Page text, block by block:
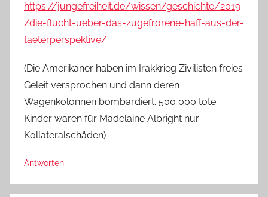
https://jungefreiheit.de/wissen/geschichte/2019
/die-flucht-ueber-das-zugefrorene-haff-aus-der-
taeterperspektive/
(Die Amerikaner haben im Irakkrieg Zivilisten freies
Geleit versprochen und dann deren
Wagenkolonnen bombardiert. 500 000 tote
Kinder waren für Madelaine Albright nur
Kollateralschäden)
Antworten